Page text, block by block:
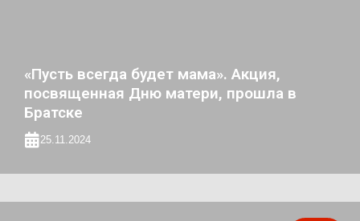
«Пусть всегда будет мама». Акция,
посвященная Дню матери, прошла в
Братске
25.11.2024